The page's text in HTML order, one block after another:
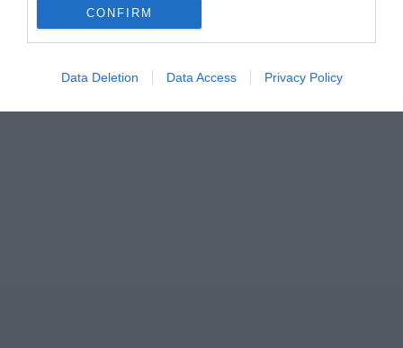
CONFIRM
Data Deletion Data Access Privacy Policy